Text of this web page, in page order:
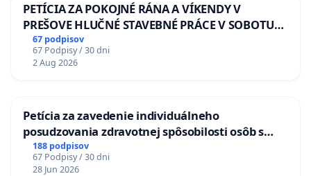
PETÍCIA ZA POKOJNÉ RÁNA A VÍKENDY V
PREŠOVE HLUČNÉ STAVEBNÉ PRÁCE V SOBOTU
LEN OD 9.00 DO 13.00 HOD., CEZ PRACOVNÝ
TÝŽDEŇ CIEĽ 8.00 – 18.00 HOD. A PRAVIDELNÁ
KONTROLA STAVBY C-AREA NA
67 podpisov
67 Podpisy / 30 dni
2 Aug 2026
Petícia za zavedenie individuálneho
posudzovania zdravotnej spôsobilosti osôb s
diabetom 1. a 2. typu pri prijímaní do
Policajného zboru SR
188 podpisov
67 Podpisy / 30 dni
28 Jun 2026